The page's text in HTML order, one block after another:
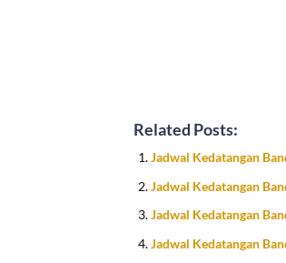
Related Posts:
Jadwal Kedatangan
Jadwal Kedatangan
Jadwal Kedatangan
Jadwal Kedatangan